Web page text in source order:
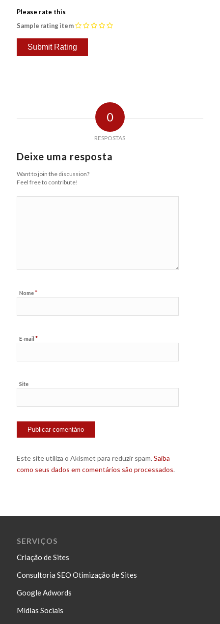
Please rate this
Sample rating item
0
RESPOSTAS
Deixe uma resposta
Want to join the discussion?
Feel free to contribute!
Nome*
E-mail *
Site
Este site utiliza o Akismet para reduzir spam. Saiba
como seus dados em comentários são processados.
SERVIÇOS
Criação de Sites
Consultoria SEO Otimização de Sites
Google Adwords
Mídias Sociais